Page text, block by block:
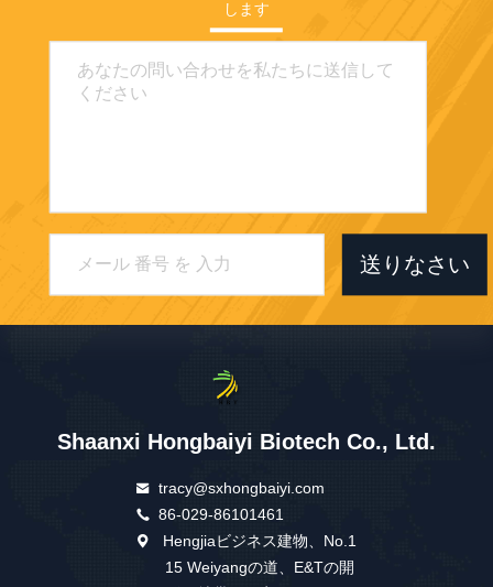
します
送りなさい
Shaanxi Hongbaiyi Biotech Co., Ltd.
tracy@sxhongbaiyi.com
86-029-86101461
Hengjiaビジネス建物、No.1
15 Weiyangの道、E&Tの開